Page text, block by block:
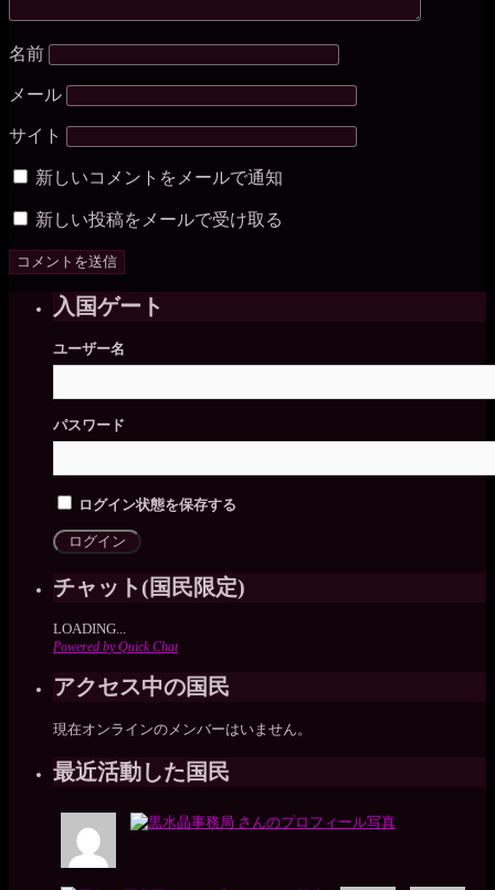
名前
メール
サイト
新しいコメントをメールで通知
新しい投稿をメールで受け取る
入国ゲート
ユーザー名
パスワード
ログイン状態を保存する
チャット(国民限定)
LOADING...
Powered by Quick Chat
アクセス中の国民
現在オンラインのメンバーはいません。
最近活動した国民